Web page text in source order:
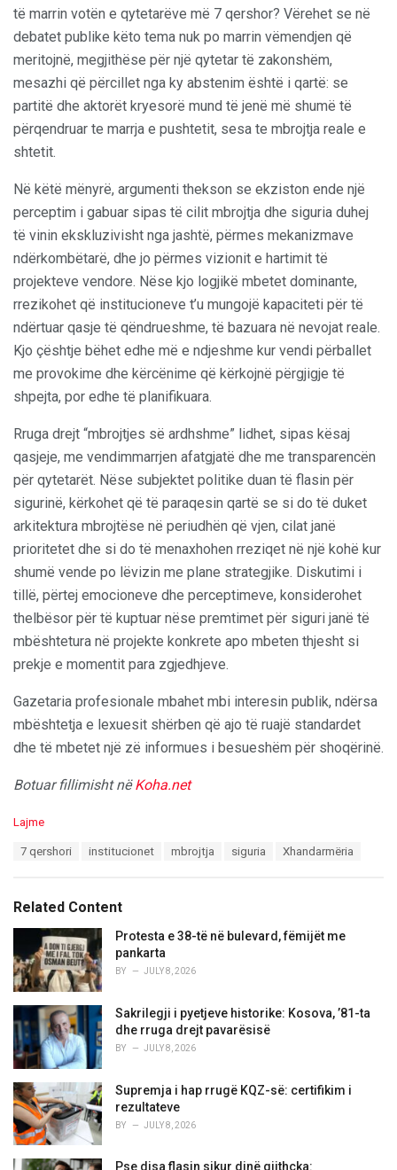
të marrin votën e qytetarëve më 7 qershor? Vërehet se në
debatet publike këto tema nuk po marrin vëmendjen që
meritojnë, megjithëse për një qytetar të zakonshëm,
mesazhi që përcillet nga ky abstenim është i qartë: se
partitë dhe aktorët kryesorë mund të jenë më shumë të
përqendruar te marrja e pushtetit, sesa te mbrojtja reale e
shtetit.
Në këtë mënyrë, argumenti thekson se ekziston ende një
perceptim i gabuar sipas të cilit mbrojtja dhe siguria duhej
të vinin ekskluzivisht nga jashtë, përmes mekanizmave
ndërkombëtarë, dhe jo përmes vizionit e hartimit të
projekteve vendore. Nëse kjo logjikë mbetet dominante,
rrezikohet që institucioneve t’u mungojë kapaciteti për të
ndërtuar qasje të qëndrueshme, të bazuara në nevojat reale.
Kjo çështje bëhet edhe më e ndjeshme kur vendi përballet
me provokime dhe kërcënime që kërkojnë përgjigje të
shpejta, por edhe të planifikuara.
Rruga drejt “mbrojtjes së ardhshme” lidhet, sipas kësaj
qasjeje, me vendimmarrjen afatgjatë dhe me transparencën
për qytetarët. Nëse subjektet politike duan të flasin për
sigurinë, kërkohet që të paraqesin qartë se si do të duket
arkitektura mbrojtëse në periudhën që vjen, cilat janë
prioritetet dhe si do të menaxhohen rreziqet në një kohë kur
shumë vende po lëvizin me plane strategjike. Diskutimi i
tillë, përtej emocioneve dhe perceptimeve, konsiderohet
thelbësor për të kuptuar nëse premtimet për siguri janë të
mbështetura në projekte konkrete apo mbeten thjesht si
prekje e momentit para zgjedhjeve.
Gazetaria profesionale mbahet mbi interesin publik, ndërsa
mbështetja e lexuesit shërben që ajo të ruajë standardet
dhe të mbetet një zë informues i besueshëm për shoqërinë.
Botuar fillimisht nëKoha.net
C
o
r
i
s
:
Lajme
:
7 qershori institucionet mbrojtja siguria Xhandarmëria
Related Content
Protesta e 38-të në bulevard, fëmijët me
pankarta
BY JULY 8, 2026
Sakrilegji i pyetjeve historike: Kosova, ’81-ta
dhe rruga drejt pavarësisë
BY JULY 8, 2026
Supremja i hap rrugë KQZ-së: certifikim i
rezultateve
BY JULY 8, 2026
Pse disa flasin sikur dinë gjithçka: